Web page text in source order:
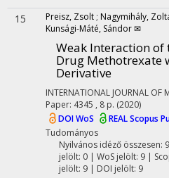
15 Preisz, Zsolt ; Nagymihály,
Kunsági-Máté, Sándor ✉
Weak Interaction
Drug Methotrexate
Derivative
INTERNATIONAL JOURNAL OF
Paper: 4345 , 8 p. (2020)
DOIWoS REALScopus
Tudományos
Nyilvános idéző összesen: 9
jelölt: 0 | WoS jelölt: 9 |
jelölt: 9 | DOI jelölt: 9